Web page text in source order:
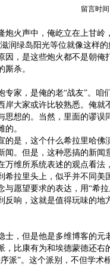
留言时间
炮火声中，俺屹立在上甘岭
润绿岛阳光等位就像这样
因，是这些炮火都不是朝俺
杀。
专家，是俺的老“战友”。咱
岸大家或许比较熟悉。俺就
思想的。当然，里面的谬误
。
的是，这个什么希拉里哈佛
闻。但是，这种恶搞的新闻
万维所系统表述的观点看法
希拉里头上，似乎并不同美
愿望要求的表达，用“希拉
反响，这就是值得玩味的地
士，但是他是多维博客的元
，比康有为和埃德蒙德还右
派”。这个派别，不但学术